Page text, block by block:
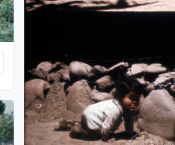
Add to clipboard